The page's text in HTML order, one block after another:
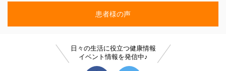
患者様の声
日々の生活に役立つ健康情報
イベント情報を発信中♪